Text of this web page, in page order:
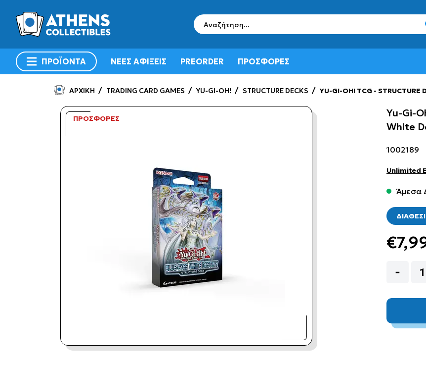
search
menu
ΠΡΟΪΟΝΤΑ ΝΕΕΣ ΑΦΙΞΕΙΣ PREORDER ΠΡΟΣΦΟΡΕΣ
ΑΡΧΙΚΗ TRADING CARD GAMES YU-GI-OH! STRUCTURE DECKS YU-GI-OH! TCG - STRUCTURE
ΠΡΟΣΦΟΡΕΣ
Yu-Gi-
White
1002189
Unlimited
Άμεσα